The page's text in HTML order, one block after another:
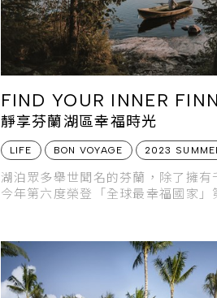
FIND YOUR INNER FINN
靜享芬蘭湖區幸福時光
LIFE BON VOYAGE 2023
湖泊眾多舉世聞名的芬蘭，除了擁有
今年第六度榮登「全球最幸福國家」